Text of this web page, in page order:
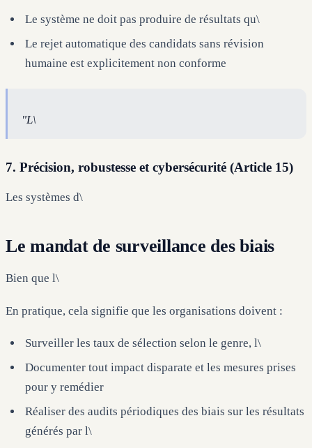
Le système ne doit pas produire de résultats qu\
Le rejet automatique des candidats sans révision
humaine est explicitement non conforme
"L\
7. Précision, robustesse et cybersécurité (Article 15)
Les systèmes d\
Le mandat de surveillance des biais
Bien que l\
En pratique, cela signifie que les organisations doivent :
Surveiller les taux de sélection selon le genre, l\
Documenter tout impact disparate et les mesures prises
pour y remédier
Réaliser des audits périodiques des biais sur les résultats
générés par l\